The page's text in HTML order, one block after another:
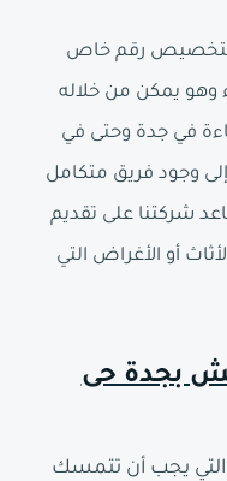
لتخصيص رقم خاص
يمكن من خلاله
في جدة وحتى في
وجود فريق متكامل
شركتنا على تقديم
أو الأغراض التي
بجدة حى
التي يجب أن تتمسك